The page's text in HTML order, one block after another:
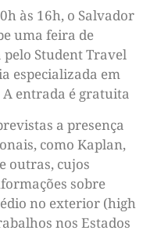
às 16h, o Salvador
uma feira de
Student Travel
especializada em
entrada é gratuita
a presença
como Kaplan,
outras, cujos
sobre
no exterior (high
nos Estados